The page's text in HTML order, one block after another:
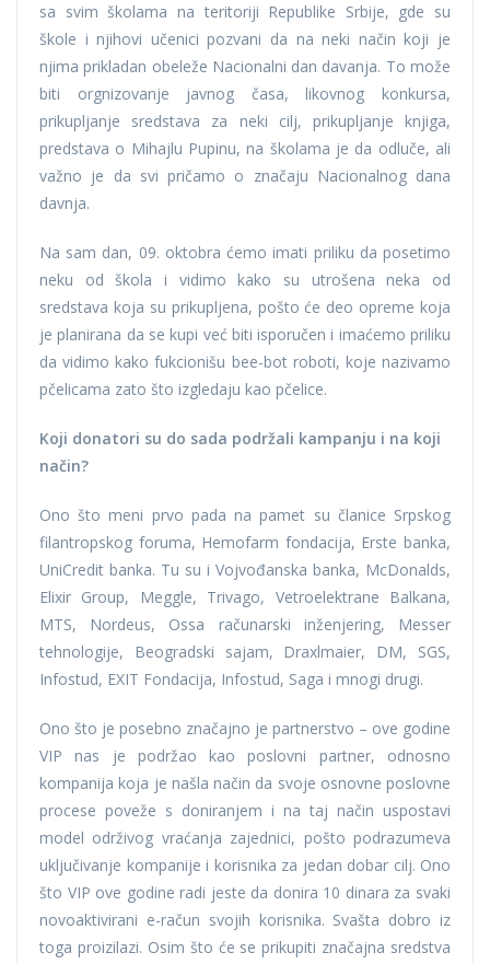
sa svim školama na teritoriji Republike Srbije, gde su
škole i njihovi učenici pozvani da na neki način koji je
njima prikladan obeleže Nacionalni dan davanja. To može
biti orgnizovanje javnog časa, likovnog konkursa,
prikupljanje sredstava za neki cilj, prikupljanje knjiga,
predstava o Mihajlu Pupinu, na školama je da odluče, ali
važno je da svi pričamo o značaju Nacionalnog dana
davnja.
Na sam dan, 09. oktobra ćemo imati priliku da posetimo
neku od škola i vidimo kako su utrošena neka od
sredstava koja su prikupljena, pošto će deo opreme koja
je planirana da se kupi već biti isporučen i imaćemo priliku
da vidimo kako fukcionišu bee-bot roboti, koje nazivamo
pčelicama zato što izgledaju kao pčelice.
Koji donatori su do sada podržali kampanju i na koji
način?
Ono što meni prvo pada na pamet su članice Srpskog
filantropskog foruma, Hemofarm fondacija, Erste banka,
UniCredit banka. Tu su i Vojvođanska banka, McDonalds,
Elixir Group, Meggle, Trivago, Vetroelektrane Balkana,
MTS, Nordeus, Ossa računarski inženjering, Messer
tehnologije, Beogradski sajam, Draxlmaier, DM, SGS,
Infostud, EXIT Fondacija, Infostud, Saga i mnogi drugi.
Ono što je posebno značajno je partnerstvo – ove godine
VIP nas je podržao kao poslovni partner, odnosno
kompanija koja je našla način da svoje osnovne poslovne
procese poveže s doniranjem i na taj način uspostavi
model održivog vraćanja zajednici, pošto podrazumeva
uključivanje kompanije i korisnika za jedan dobar cilj. Ono
što VIP ove godine radi jeste da donira 10 dinara za svaki
novoaktivirani e-račun svojih korisnika. Svašta dobro iz
toga proizilazi. Osim što će se prikupiti značajna sredstva